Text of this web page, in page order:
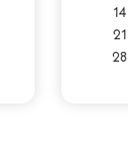
14
21
28